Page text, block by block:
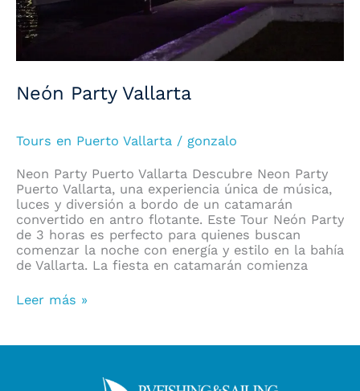
Neón Party Vallarta
Tours en Puerto Vallarta / gonzalo
Neon Party Puerto Vallarta Descubre Neon Party
Puerto Vallarta, una experiencia única de música,
luces y diversión a bordo de un catamarán
convertido en antro flotante. Este Tour Neón Party
de 3 horas es perfecto para quienes buscan
comenzar la noche con energía y estilo en la bahía
de Vallarta. La fiesta en catamarán comienza
Leer más »